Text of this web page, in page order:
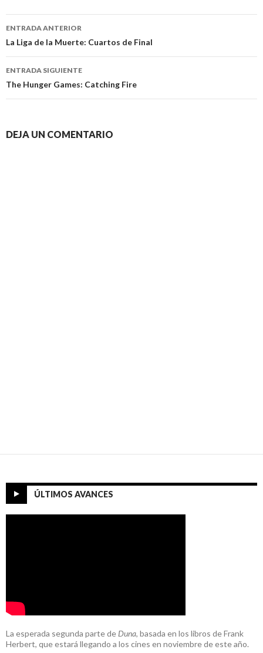
Navegación
de
entradas
ENTRADA ANTERIOR
La Liga de la Muerte: Cuartos de Final
ENTRADA SIGUIENTE
The Hunger Games: Catching Fire
DEJA UN COMENTARIO
ÚLTIMOS AVANCES
La esperada segunda parte de Duna, basada en los libros de Frank
Herbert, que estará llegando a los cines en noviembre de este año.